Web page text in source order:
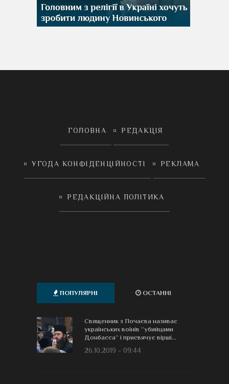
ГОЛОВНА РЕДАКЦІЯ
УГОДА КОНФІДЕНЦІЙНОСТІ РЕКЛАМА
РЕДАКЦІЙНА ПОЛІТИКА
ПОПУЛЯРНІ ОСТАННІ
Священник з Почаєва називає
українських воїнів “убийцами
Донбасса” і присвячує вірші...
26.10.2019 - 09:44